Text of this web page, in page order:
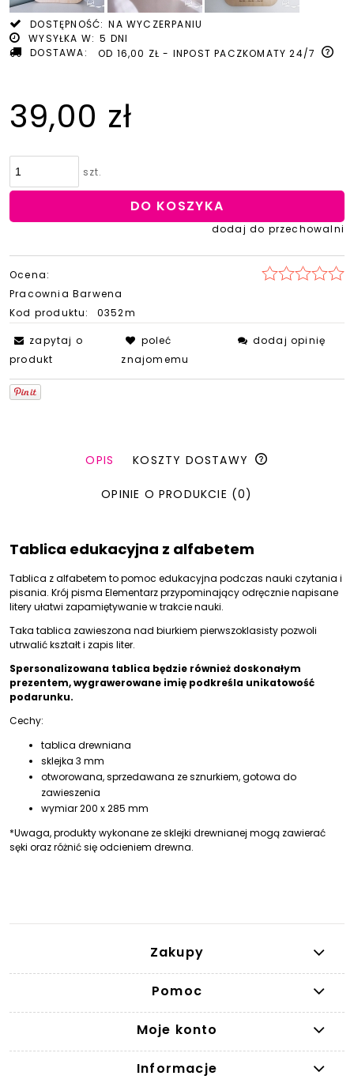
DOSTĘPNOŚĆ: NA WYCZERPANIU
WYSYŁKA W: 5 DNI
DOSTAWA:
OD 16,00 ZŁ - INPOST PACZKOMATY 24/7
39,00 zł
szt.
DO KOSZYKA
dodaj do przechowalni
Ocena:
Pracownia Barwena
Kod produktu:
0352m
zapytaj o
produkt
poleć
znajomemu
dodaj opinię
OPIS KOSZTY DOSTAWY
OPINIE O PRODUKCIE (0)
Tablica edukacyjna z alfabetem
Tablica z alfabetem to pomoc edukacyjna podczas nauki czytania i
pisania. Krój pisma Elementarz przypominający odręcznie napisane
litery ułatwi zapamiętywanie w trakcie nauki.
Taka tablica zawieszona nad biurkiem pierwszoklasisty pozwoli
utrwalić kształt i zapis liter.
Spersonalizowana tablica będzie również doskonałym
prezentem, wygrawerowane imię podkreśla unikatowość
podarunku.
Cechy:
tablica drewniana
sklejka 3 mm
otworowana, sprzedawana ze sznurkiem, gotowa do
zawieszenia
wymiar 200 x 285 mm
*Uwaga, produkty wykonane ze sklejki drewnianej mogą zawierać
sęki oraz różnić się odcieniem drewna.
Zakupy
Pomoc
Moje konto
Informacje